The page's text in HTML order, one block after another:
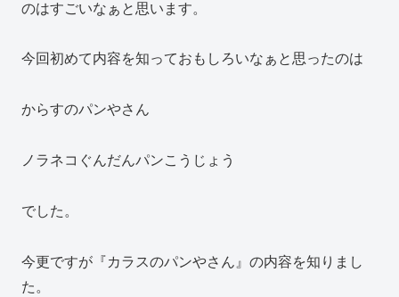
のはすごいなぁと思います。
今回初めて内容を知っておもしろいなぁと思ったのは
からすのパンやさん
ノラネコぐんだんパンこうじょう
でした。
今更ですが『カラスのパンやさん』の内容を知りまし
た。